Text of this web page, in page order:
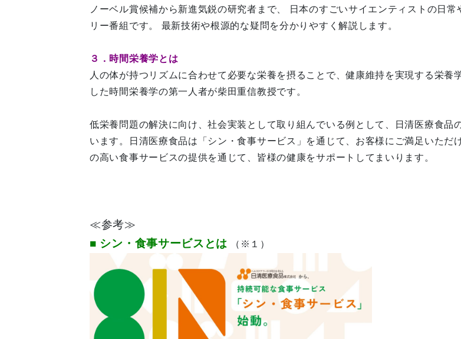
ノーベル賞候補から新進気鋭の研究者まで、 日本のすごいサイエンティストの日
リー番組です。 最新技術や根源的な疑問を分かりやすく解説します。
３．時間栄養学とは
人の体が持つリズムに合わせて必要な栄養を摂ることで、健康維持を実現する栄養
した時間栄養学の第一人者が柴田重信教授です。
低栄養問題の解決に向け、社会実装として取り組んでいる例として、日清医療食品
います。日清医療食品は「シン・食事サービス」を通じて、お客様にご満足いた
の高い食事サービスの提供を通じて、皆様の健康をサポートしてまいります。
≪参考≫
■ シン・食事サービスとは （※１）